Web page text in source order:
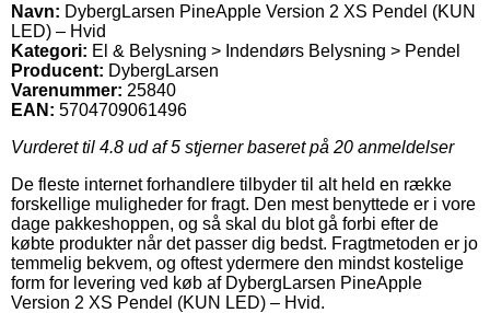
Navn: DybergLarsen PineApple Version 2 XS Pendel (KUN
LED) – Hvid
Kategori: El & Belysning > Indendørs Belysning > Pendel
Producent: DybergLarsen
Varenummer: 25840
EAN: 5704709061496
Vurderet til 4.8 ud af 5 stjerner baseret på 20 anmeldelser
De fleste internet forhandlere tilbyder til alt held en række
forskellige muligheder for fragt. Den mest benyttede er i vore
dage pakkeshoppen, og så skal du blot gå forbi efter de
købte produkter når det passer dig bedst. Fragtmetoden er jo
temmelig bekvem, og oftest ydermere den mindst kostelige
form for levering ved køb af DybergLarsen PineApple
Version 2 XS Pendel (KUN LED) – Hvid.